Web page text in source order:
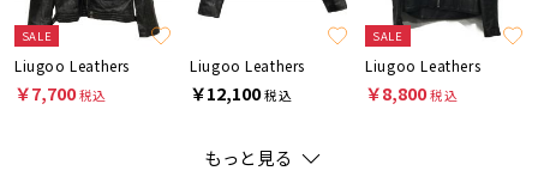
SALE
Liugoo Leathers
￥7,700税込
Liugoo Leathers
￥12,100税込
SALE
Liugoo Leathers
￥8,800税込
もっと見る